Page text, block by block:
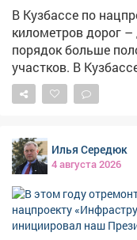
В Кузбассе по
километров дорог
порядок больше
участков. В Кузбассе продолжается ремонт дорог в
рамках нацпроекта
сообщают
трасс. Дорожники
запланированных работ. Например,
участка трассы
Кемерово – Юрга. В
в Новокузнецке – 5
ориентируются на
Илья Середюк
4 августа 2026